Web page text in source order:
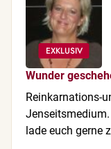
Wunder
Reinkarnations-
lade euch gerne